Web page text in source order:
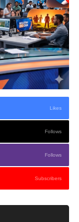
Likes
Follows
Follows
Subscribers